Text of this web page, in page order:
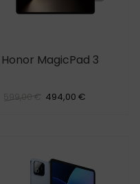
Honor MagicPad 3
599,00 € 494,00 €